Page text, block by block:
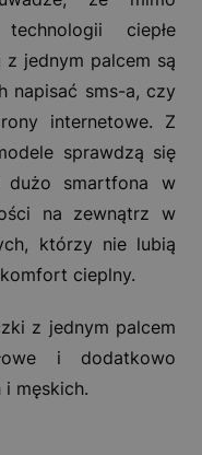
ciepłe
jednym palcem są
napisać sms-a, czy
internetowe. Z
sprawdzą się
smartfona w
na zewnątrz w
którzy nie lubią
cieplny.
z jednym palcem
i dodatkowo
męskich.